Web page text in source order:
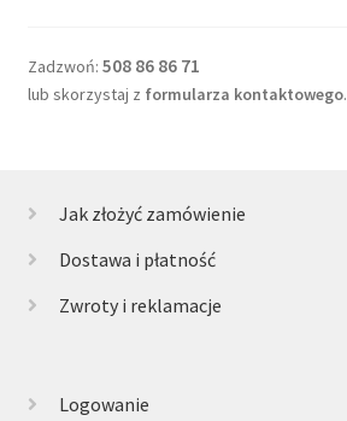
Zadzwoń: 508 86 86 71
lub skorzystaj z formularza kontaktowego.
Jak złożyć zamówienie
Dostawa i płatność
Zwroty i reklamacje
Logowanie